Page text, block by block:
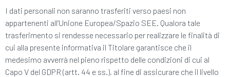
I dati personali non saranno trasferiti verso paesi non
appartenenti all’Unione Europea/Spazio SEE. Qualora tale
trasferimento si rendesse necessario per realizzare le finalità di
cui alla presente informativa il Titolare garantisce che il
medesimo avverrà nel pieno rispetto delle condizioni di cui al
Capo V del GDPR (artt. 44 e ss.), al fine di assicurare che il livello